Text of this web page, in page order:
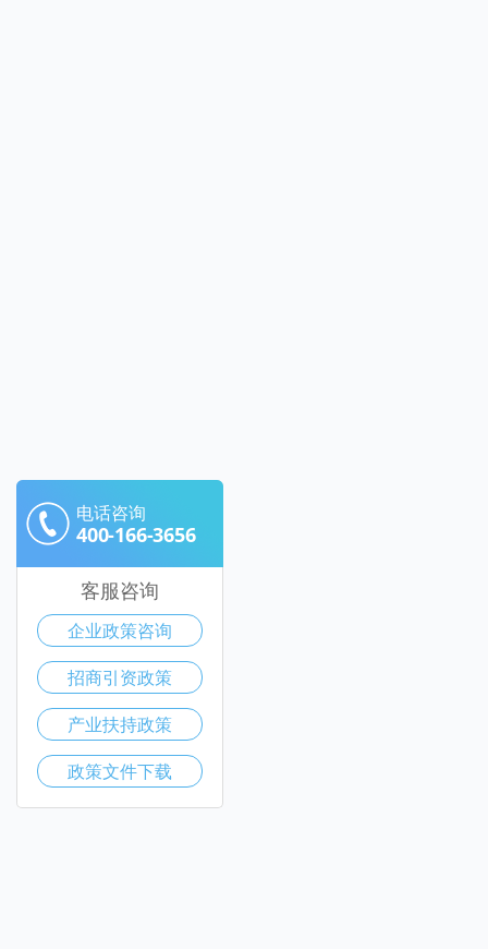
电话咨询
400-166-3656
客服咨询
企业政策咨询
招商引资政策
产业扶持政策
政策文件下载